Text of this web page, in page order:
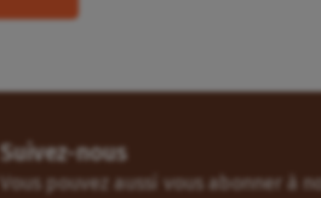
Suivez-nous
Vous pouvez aussi vous abonner à